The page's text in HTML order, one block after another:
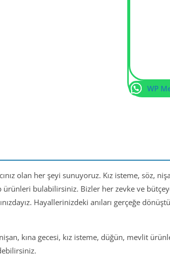
WP
olan her şeyi sunuyoruz. Kız isteme, söz,
bulabilirsiniz. Bizler her zevke ve
Hayallerinizdeki anıları gerçeğe
kına gecesi, kız isteme, düğün, mevlit